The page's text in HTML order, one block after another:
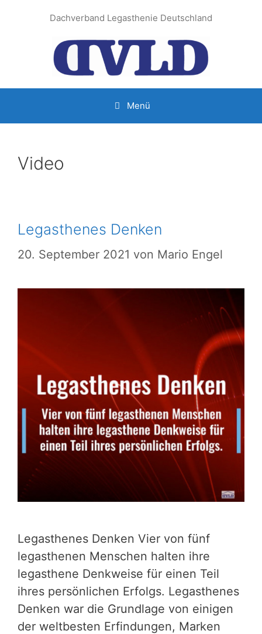
Dachverband Legasthenie Deutschland
Menü
Video
Legasthenes Denken
20. September 2021 von Mario Engel
Legasthenes Denken Vier von fünf
legasthenen Menschen halten ihre
legasthene Denkweise für einen Teil
ihres persönlichen Erfolgs. Legasthenes
Denken war die Grundlage von einigen
der weltbesten Erfindungen, Marken